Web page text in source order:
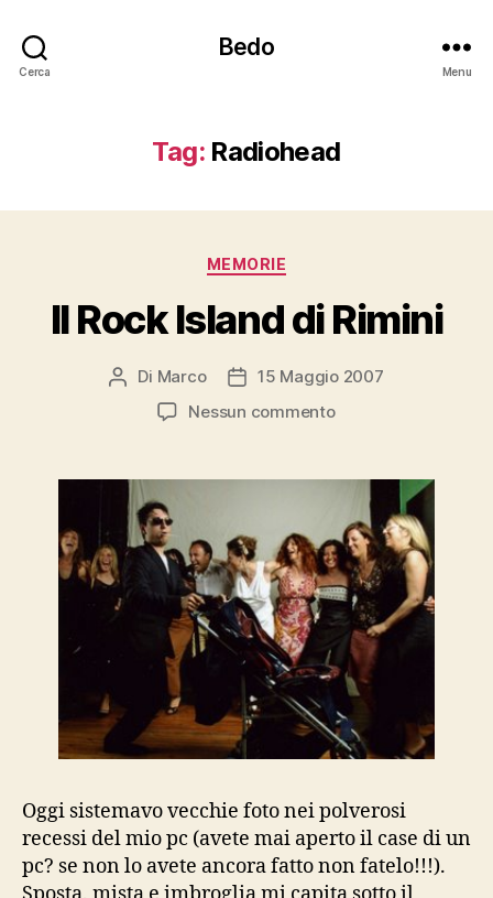
Cerca
Bedo
Menu
Tag: Radiohead
Categorie
MEMORIE
Il Rock Island di Rimini
Autore
articolo
Di Marco
Data15 Maggio 2007
Nessun commentosu
Island
Rimini
Oggi sistemavo vecchie foto nei polverosi
recessi del mio pc (avete mai aperto il case di un
pc? se non lo avete ancora fatto non fatelo!!!).